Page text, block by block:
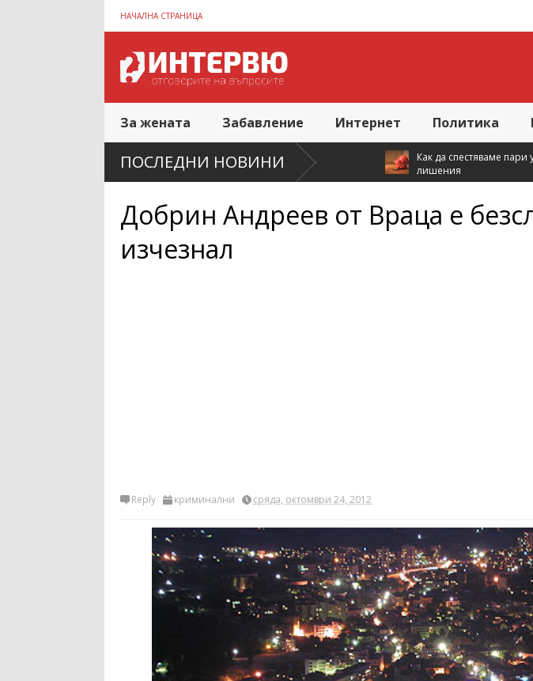
НАЧАЛНА СТРАНИЦА
За жената Забавление Интернет Политика
ПОСЛЕДНИ НОВИНИ
Как да спестяваме пари у дома без големи
лишения
Добрин Андреев от Враца е
изчезнал
Reply криминални сряда, октомври 24, 2012